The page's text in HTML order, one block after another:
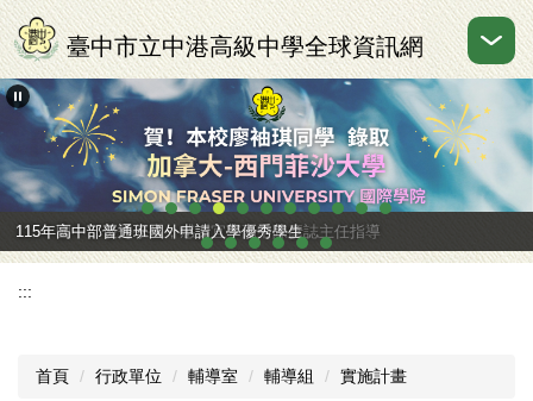
跳
到
主
要
區
臺中市立中港高級中學全球資訊網
115年高中部普通班國外申請入學優秀學生
115年國中部優秀學生，感謝宜寧高中陳彥誌主任指導
:::
首頁 行政單位 輔導室 輔導組 實施計畫